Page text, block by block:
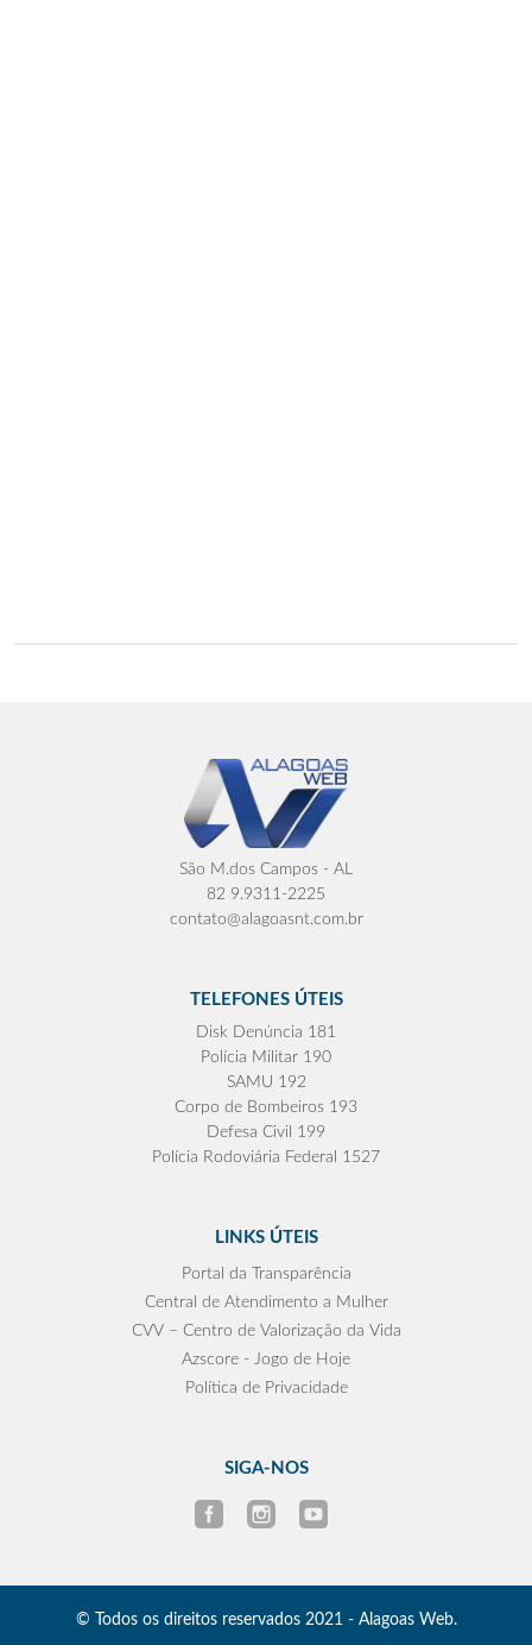
São M.dos Campos - AL
82 9.9311-2225
contato@alagoasnt.com.br
TELEFONES ÚTEIS
Disk Denúncia 181
Polícia Militar 190
SAMU 192
Corpo de Bombeiros 193
Defesa Civil 199
Polícia Rodoviária Federal 1527
LINKS ÚTEIS
Portal da Transparência
Central de Atendimento a Mulher
CVV – Centro de Valorização da Vida
Azscore - Jogo de Hoje
Política de Privacidade
SIGA-NOS
© Todos os direitos reservados 2021 - Alagoas Web.